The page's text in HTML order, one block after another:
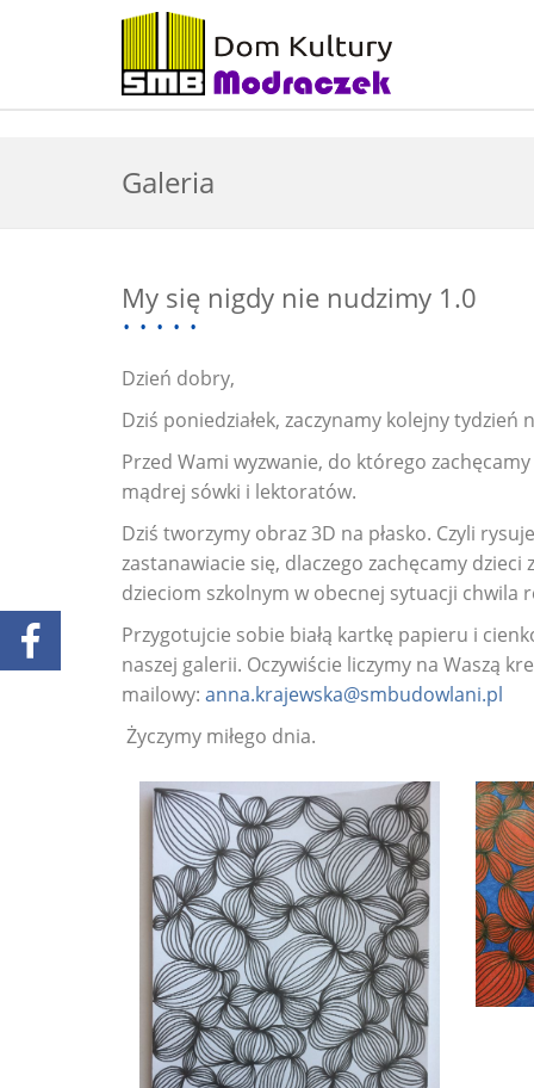
Galeria
My się nigdy nie nudzimy 1.0
Dzień dobry,
Dziś poniedziałek, zaczynamy kolejny tydzień
Przed Wami wyzwanie, do którego
mądrej sówki i lektoratów.
Dziś tworzymy obraz 3D na płasko. Czyli
zastanawiacie się, dlaczego zachęcamy
dzieciom szkolnym w obecnej sytuacji chwila
Przygotujcie sobie białą kartkę papieru i
naszej galerii. Oczywiście liczymy na Waszą
mailowy: anna.krajewska@smbudowlani.pl
Życzymy miłego dnia.